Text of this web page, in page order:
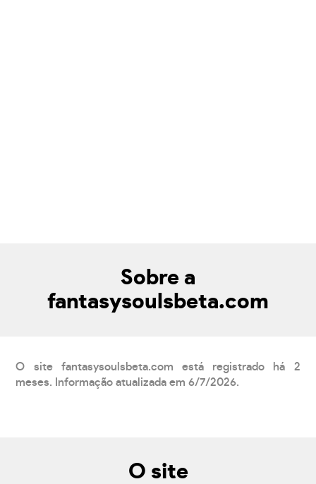
Sobre a
fantasysoulsbeta.com
O site fantasysoulsbeta.com está registrado há 2
meses. Informação atualizada em 6/7/2026.
O site